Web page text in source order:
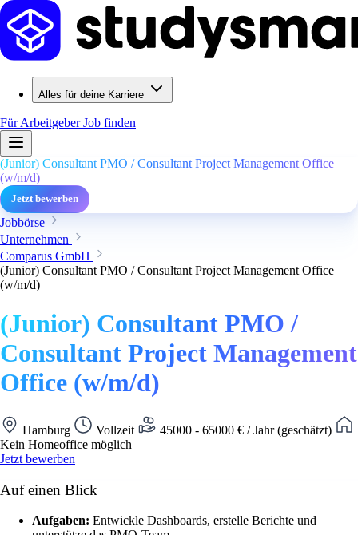
Alles für deine Karriere
Für ArbeitgeberJob finden
(Junior) Consultant PMO / Consultant Project Management Office
(w/m/d)
Jetzt bewerben
Jobbörse
Unternehmen
Comparus GmbH
(Junior) Consultant PMO / Consultant Project Management Office
(w/m/d)
(Junior) Consultant PMO /
Consultant Project Management
Office (w/m/d)
Hamburg Vollzeit
45000 - 65000 € / Jahr (geschätzt)
Kein Homeoffice möglich
Jetzt bewerben
Auf einen Blick
Aufgaben: Entwickle Dashboards, erstelle Berichte und